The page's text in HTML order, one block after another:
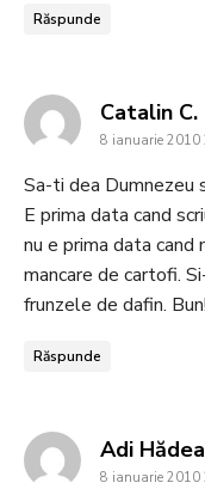
Răspunde
Catalin C.
8 ianuarie 2010
Sa-ti dea Dumnezeu
E prima data cand
nu e prima data cand
mancare de cartofi.
frunzele de dafin. Bun!
Răspunde
Adi
8 ianuarie 2010